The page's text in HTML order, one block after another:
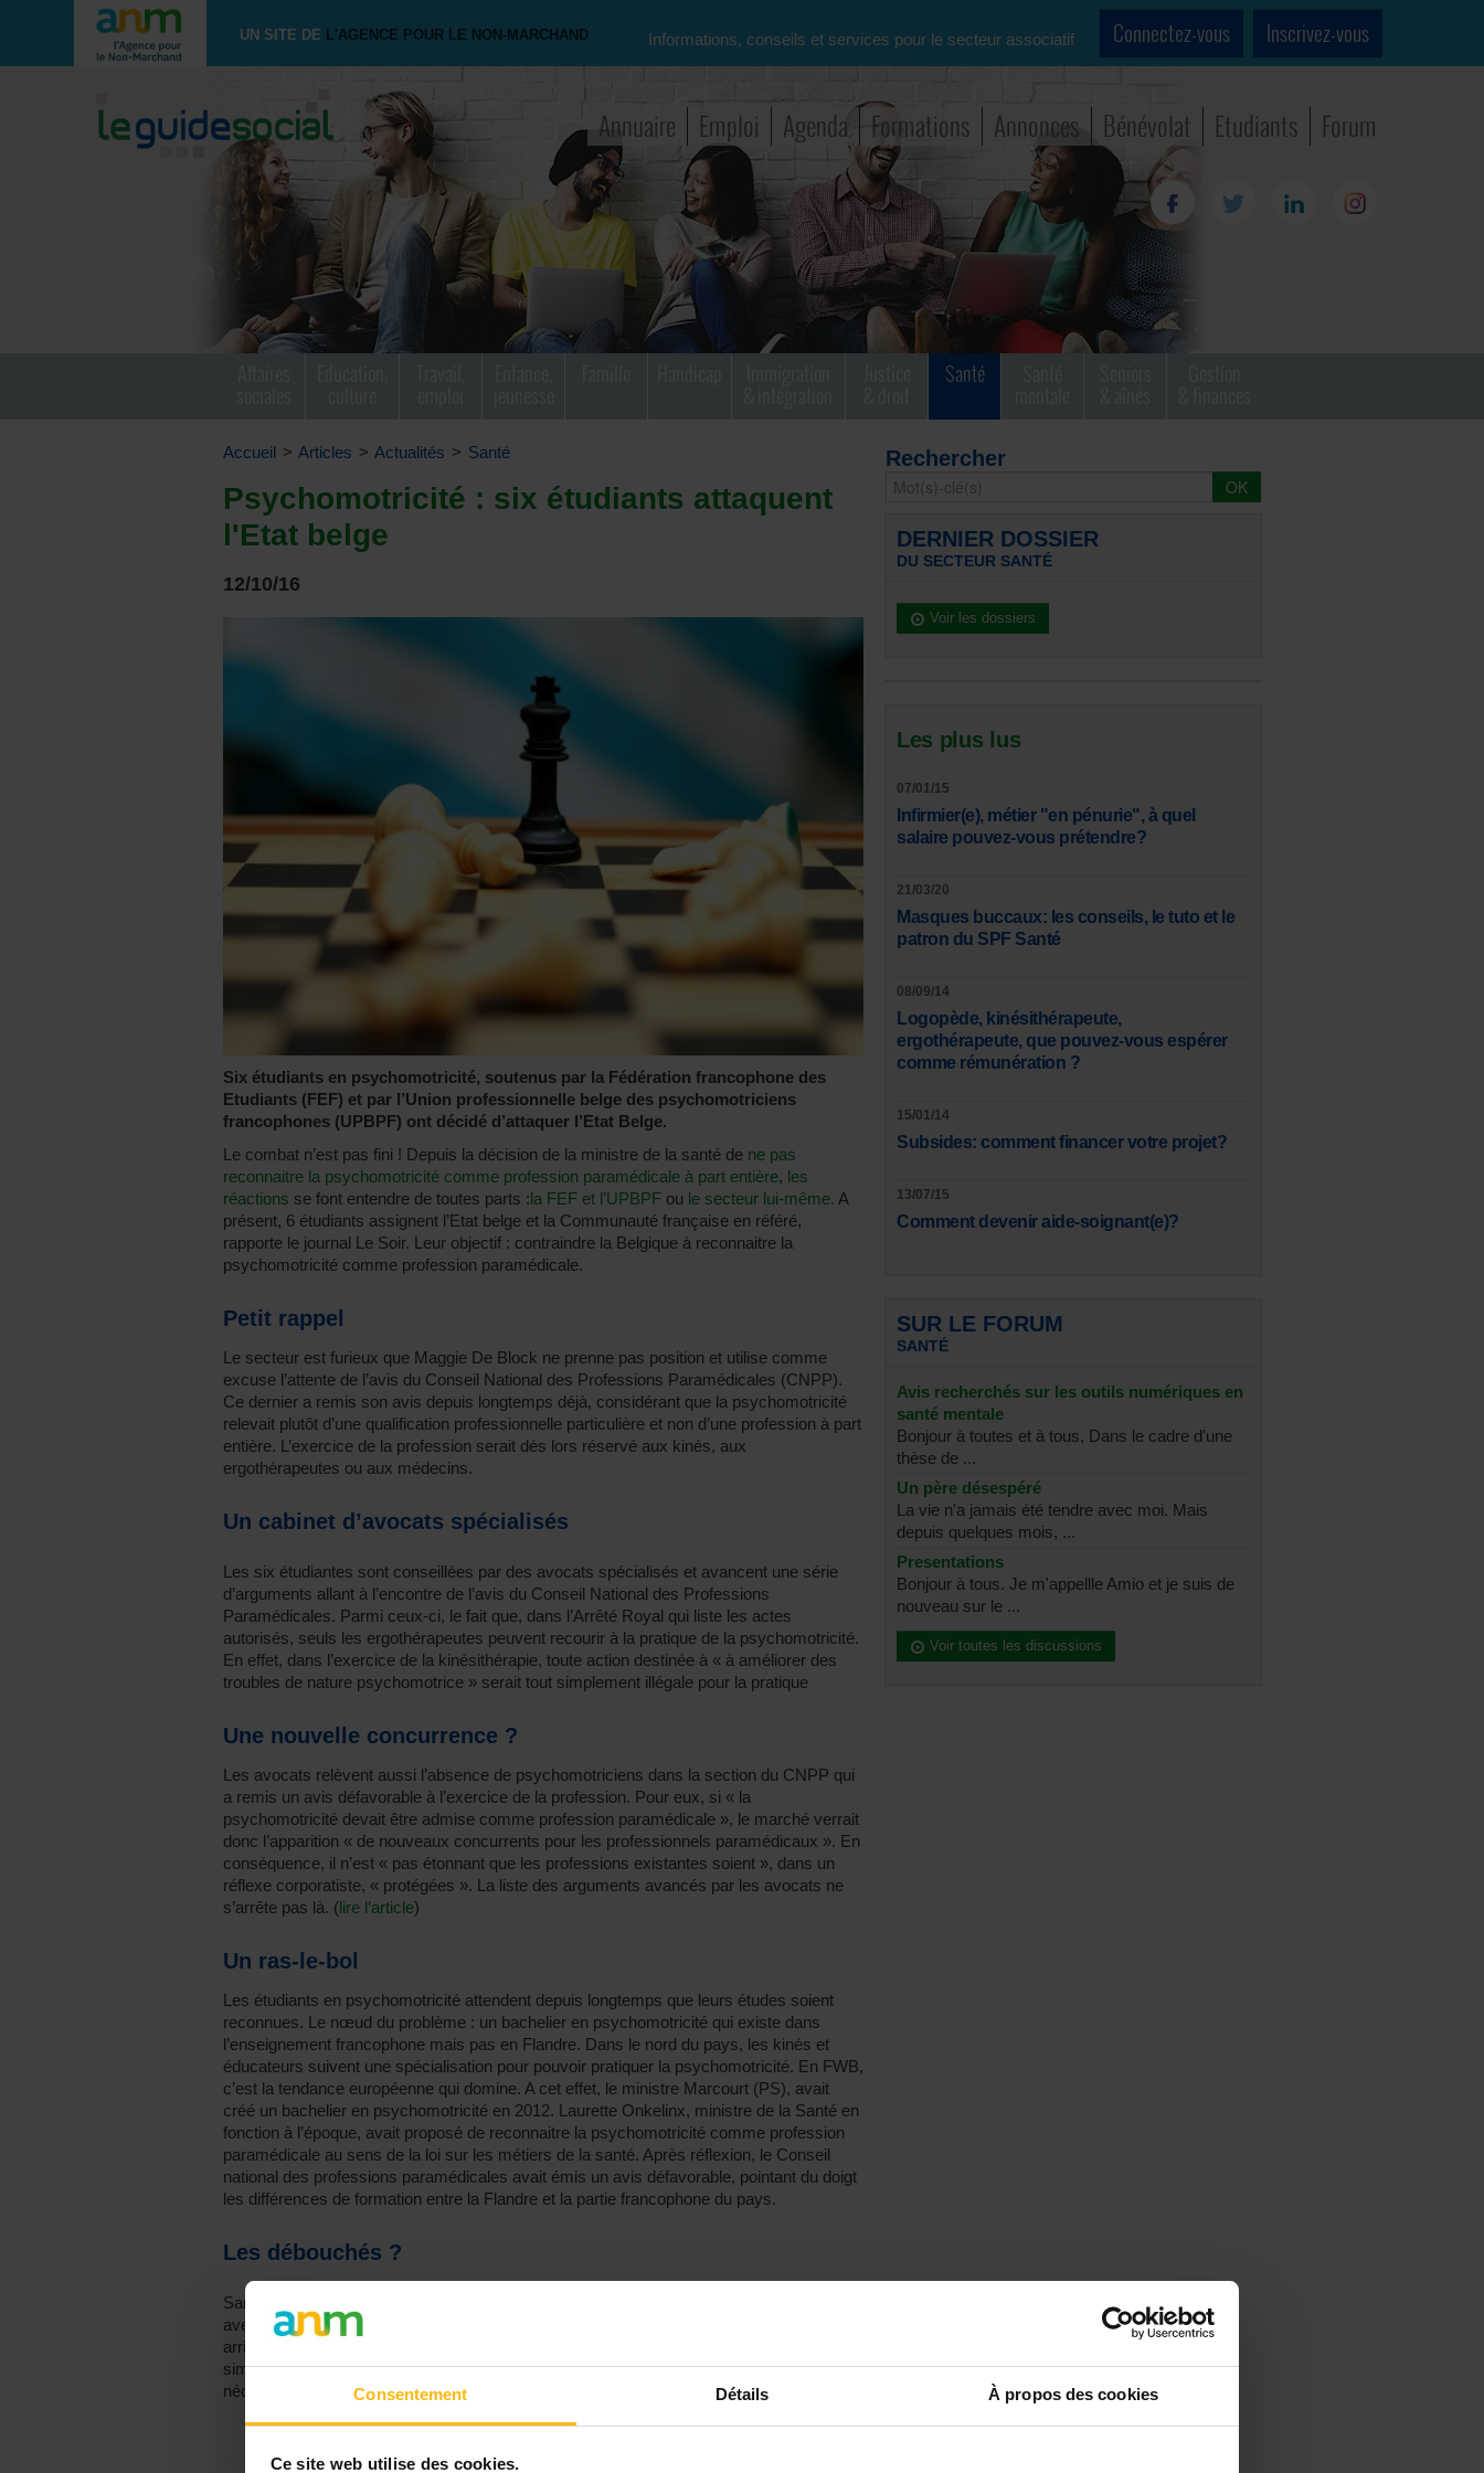
Consentement Détails À propos des cookies
Ce site web utilise des cookies.
UN SITE DE L'AGENCE POUR LE NON-MARCHAND Informations, conseils et services pour le secteur associatif Connectez-vous Inscrivez-vous
Annuaire Emploi Agenda Formations Annonces Bénévolat Etudiants Forum
Santé
Accueil > Articles > Actualités > Santé
Psychomotricité : six étudiants attaquent
l'Etat belge
12/10/16
Six étudiants en psychomotricité, soutenus par la Fédération francophone des
Etudiants (FEF) et par l’Union professionnelle belge des psychomotriciens
francophones (UPBPF) ont décidé d’attaquer l’Etat Belge.
Le combat n’est pas fini ! Depuis la décision de la ministre de la santé de ne pas
reconnaitre la psychomotricité comme profession paramédicale à part entière, les
réactions se font entendre de toutes parts :la FEF et l’UPBPF ou le secteur lui-même. A
présent, 6 étudiants assignent l’Etat belge et la Communauté française en référé,
rapporte le journal Le Soir. Leur objectif : contraindre la Belgique à reconnaitre la
psychomotricité comme profession paramédicale.
Petit rappel
Le secteur est furieux que Maggie De Block ne prenne pas position et utilise comme
excuse l’attente de l’avis du Conseil National des Professions Paramédicales (CNPP).
Ce dernier a remis son avis depuis longtemps déjà, considérant que la psychomotricité
relevait plutôt d’une qualification professionnelle particulière et non d’une profession à part
entière. L’exercice de la profession serait dès lors réservé aux kinés, aux
ergothérapeutes ou aux médecins.
Un cabinet d’avocats spécialisés
Les six étudiantes sont conseillées par des avocats spécialisés et avancent une série
d’arguments allant à l’encontre de l’avis du Conseil National des Professions
Paramédicales. Parmi ceux-ci, le fait que, dans l’Arrêté Royal qui liste les actes
autorisés, seuls les ergothérapeutes peuvent recourir à la pratique de la psychomotricité.
En effet, dans l’exercice de la kinésithérapie, toute action destinée à « à améliorer des
troubles de nature psychomotrice » serait tout simplement illégale pour la pratique
Une nouvelle concurrence ?
Les avocats relèvent aussi l’absence de psychomotriciens dans la section du CNPP qui
a remis un avis défavorable à l’exercice de la profession. Pour eux, si « la
psychomotricité devait être admise comme profession paramédicale », le marché verrait
donc l’apparition « de nouveaux concurrents pour les professionnels paramédicaux ». En
conséquence, il n’est « pas étonnant que les professions existantes soient », dans un
réflexe corporatiste, « protégées ». La liste des arguments avancés par les avocats ne
s’arrête pas là. (lire l’article)
Un ras-le-bol
Les étudiants en psychomotricité attendent depuis longtemps que leurs études soient
reconnues. Le nœud du problème : un bachelier en psychomotricité qui existe dans
l’enseignement francophone mais pas en Flandre. Dans le nord du pays, les kinés et
éducateurs suivent une spécialisation pour pouvoir pratiquer la psychomotricité. En FWB,
c’est la tendance européenne qui domine. A cet effet, le ministre Marcourt (PS), avait
créé un bachelier en psychomotricité en 2012. Laurette Onkelinx, ministre de la Santé en
fonction à l’époque, avait proposé de reconnaitre la psychomotricité comme profession
paramédicale au sens de la loi sur les métiers de la santé. Après réflexion, le Conseil
national des professions paramédicales avait émis un avis défavorable, pointant du doigt
les différences de formation entre la Flandre et la partie francophone du pays.
Les débouchés ?
Sans titre officiel, ce sont évidemment plusieurs centaines d’étudiants qui se retrouvent
avec des débouchés professionnels, académiques et de mobilité restreints. Si certains
arrivent à travailler en tant qu’indépendants ou à se reconvertir, d’autres n’en ont tout
simplement pas envie, après avoir été formé pour une profession qu’ils estiment
nécessaire et qui doit être reconnue comme à part entière.
Rechercher
DERNIER DOSSIER
DU SECTEUR SANTÉ
Voir les dossiers
Les plus lus
07/01/15
Infirmier(e), métier "en pénurie", à quel
salaire pouvez-vous prétendre?
21/03/20
Masques buccaux: les conseils, le tuto et le
patron du SPF Santé
08/09/14
Logopède, kinésithérapeute,
ergothérapeute, que pouvez-vous espérer
comme rémunération ?
15/01/14
Subsides: comment financer votre projet?
13/07/15
Comment devenir aide-soignant(e)?
SUR LE FORUM
SANTÉ
Avis recherchés sur les outils numériques en
santé mentale
Bonjour à toutes et à tous, Dans le cadre d'une
thèse de ...
Un père désespéré
La vie n'a jamais été tendre avec moi. Mais
depuis quelques mois, ...
Presentations
Bonjour à tous. Je m'appellle Amio et je suis de
nouveau sur le ...
Voir toutes les discussions